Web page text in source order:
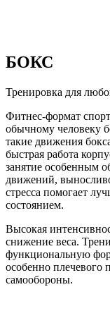
БОКС
Тренировка для
Фитнес-формат
обычному человеку
такие движения
быстрая работа
занятие особенным
движений,
стресса помогает
состоянием.
Высокая
снижение веса.
функциональную
особенно плечевого
самообороны.